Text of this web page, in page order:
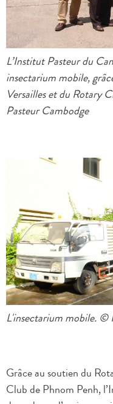
L’Institut Pasteur du
insectarium mobile,
Versailles et du Rotary
Pasteur Cambodge
L'insectarium mobile. ©
Grâce au soutien du
Club de Phnom Penh,